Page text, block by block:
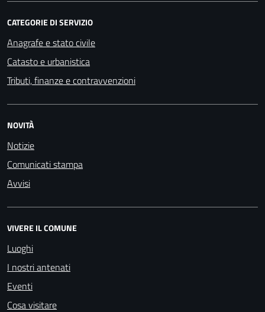
CATEGORIE DI SERVIZIO
Anagrafe e stato civile
Catasto e urbanistica
Tributi, finanze e contravvenzioni
NOVITÀ
Notizie
Comunicati stampa
Avvisi
VIVERE IL COMUNE
Luoghi
I nostri antenati
Eventi
Cosa visitare